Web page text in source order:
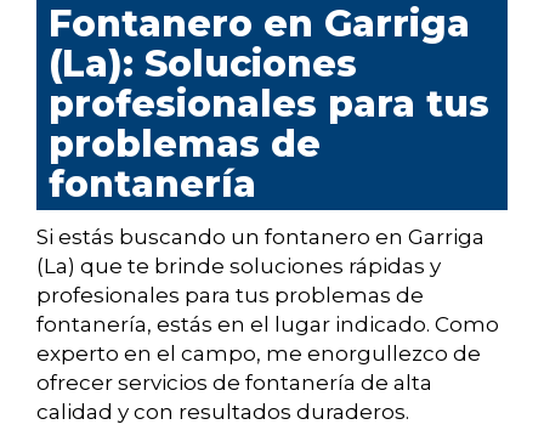
Fontanero en Garriga
(La): Soluciones
profesionales para tus
problemas de
fontanería
Si estás buscando un fontanero en Garriga
(La) que te brinde soluciones rápidas y
profesionales para tus problemas de
fontanería, estás en el lugar indicado. Como
experto en el campo, me enorgullezco de
ofrecer servicios de fontanería de alta
calidad y con resultados duraderos.